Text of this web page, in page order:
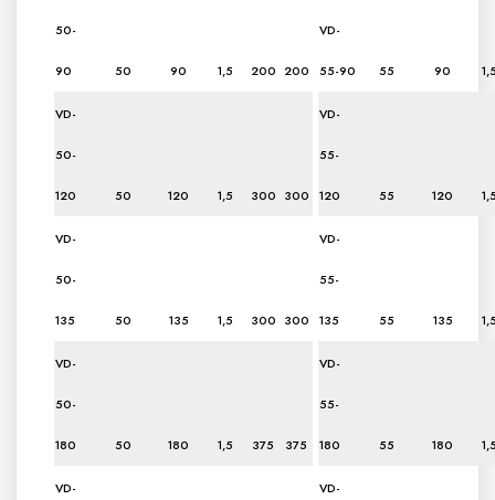
50-
90 50 90 1,5 200 200
VD-
55-90 55 90
VD-
50-
120 50 120 1,5 300 300
VD-
55-
120 55 120
VD-
50-
135 50 135 1,5 300 300
VD-
55-
135 55 135
VD-
50-
180 50 180 1,5 375 375
VD-
55-
180 55 180
VD- VD-